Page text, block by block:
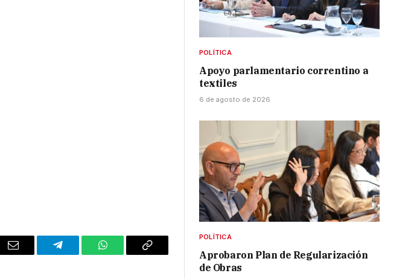
Email Telegram WhatsAppCopy
POLÍTICA
Apoyo parlamentario correntino a
textiles
6 de agosto de 2026
POLÍTICA
Aprobaron Plan de Regularización
de Obras